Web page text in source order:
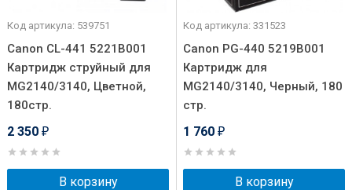
Код артикула: 539751
Canon CL-441 5221B001
Картридж струйный для
MG2140/3140, Цветной,
180стр.
2 350 ₽
В корзину
Код артикула: 331523
Canon PG-440 5219B001
Картридж для
MG2140/3140, Черный, 180
стр.
1 760 ₽
В корзину